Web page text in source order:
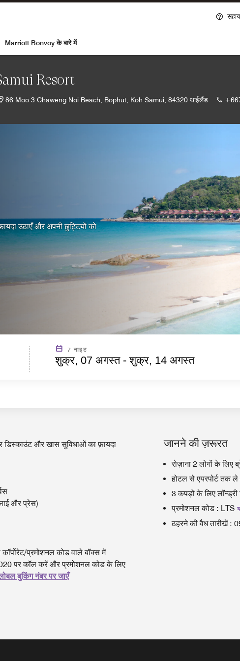
Marriott Bonvoy के बारे में
Resort
86 Moo 3 Chaweng Noi Beach, Bophut, Koh Samui, 84320 थाईलैंड
उठाएँ और अपनी छुट्टियों को
7 नाइट
शुक्र, 07 अगस्त - शुक्र, 14 अगस्त
डिस्काउंट और खास सुविधाओं का फ़ायदा
और प्रेस)
प्रमोशनल कोड वाले बॉक्स में
पर कॉल करें और प्रमोशनल कोड के लिए
बुकिंग नंबर पर जाएँ
जानने की ज़रूरत
रोज़ाना 2 लोगों के लिए
होटल से एयरपोर्ट तक
3 कपड़ों के लिए लॉन्ड्री
प्रमोशनल कोड : LTS
ठहरने की वैध तारीखें: